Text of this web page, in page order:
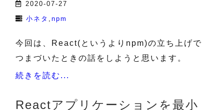
2020-07-27
小ネタ
npm
今回は、React(というよりnpm)の立ち上げで
つまづいたときの話をしようと思います。
続きを読む...
Reactアプリケーションを最小